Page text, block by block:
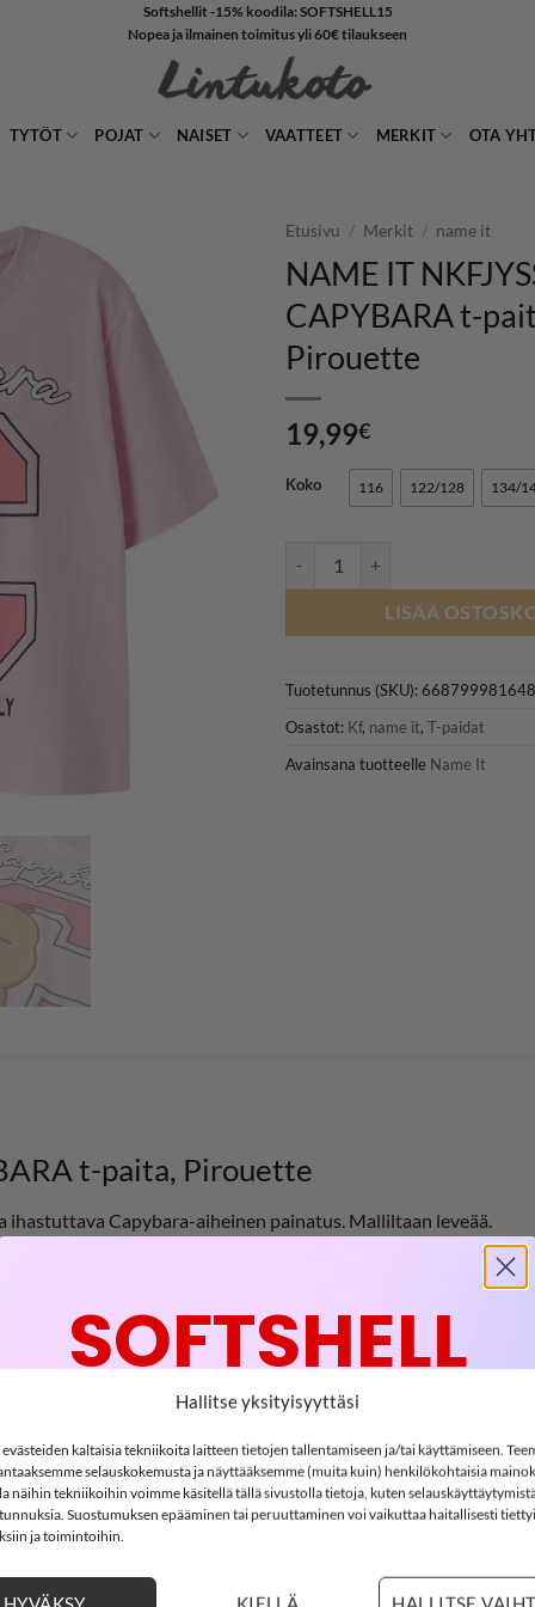
Hallitse yksityisyyttäsi
kaltaisia tekniikoita laitteen tietojen tallentamiseen ja/tai käyttämiseen.
selauskokemusta ja näyttääksemme (muita kuin) henkilökohtaisia
näihin tekniikoihin voimme käsitellä tällä sivustolla tietoja, kuten
Suostumuksen epääminen tai peruuttaminen voi vaikuttaa haitallisesti
ja toimintoihin.
Softshellit -15% koodila: SOFTSHELL15
Nopea ja ilmainen toimitus yli 60€ tilaukseen
TYTÖT POJAT NAISET VAATTEET MERKIT OTA
LISÄÄ
SUOSIKKEIHIN
Etusivu / Merkit / name it
NAME IT
CAPYBARA t-
Pirouette
19,99€
Koko 116 122/128 134/
LISÄÄ
Tuotetunnus (SKU):668799981648
Osastot: Kf, name it, T-paidat
Avainsana tuotteelle Name It
t-paita, Pirouette
ihastuttava Capybara-aiheinen painatus. Malliltaan leveää.
SOFTSHELL
-15%
15% ALENNUS KOODILLA:SOFTSHELL15
2